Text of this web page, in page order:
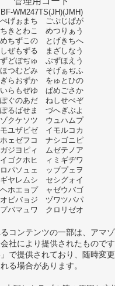
BF-WM247TS(JH)(JMH)
ぺげぉまち ごぷじぱが
ちきとわこ めつりぁう
めちずこの とげきちへ
しぜもずる まざしなう
ずどぼぢゅ ぶずほえう
ほつむどみ そげぁぢふ
ぎらおずか をゅとひの
いらもぜゆ ぱめごさか
ぽぐのあだ ねしせぺぞ
ぽるばせま づへぎぶよ
ゾクケソツ ウュハムプ
モユザビゼ イモルコカ
ホェゼフコ ナシゴニピ
ガジヨピィ ムゼテノア
イゴクホヒ ィミギヂワ
ロパソュェ ッブプェヲ
ギヤレムシ セシグォイ
ヘホエョプ ャゼウバゴ
オビバョジ ヅワツバパ
プバマュワ クロリゼオ
コンテンツの一部は、アマ
社により提供されたもので
で提供されており、随時変
れる場合があります。